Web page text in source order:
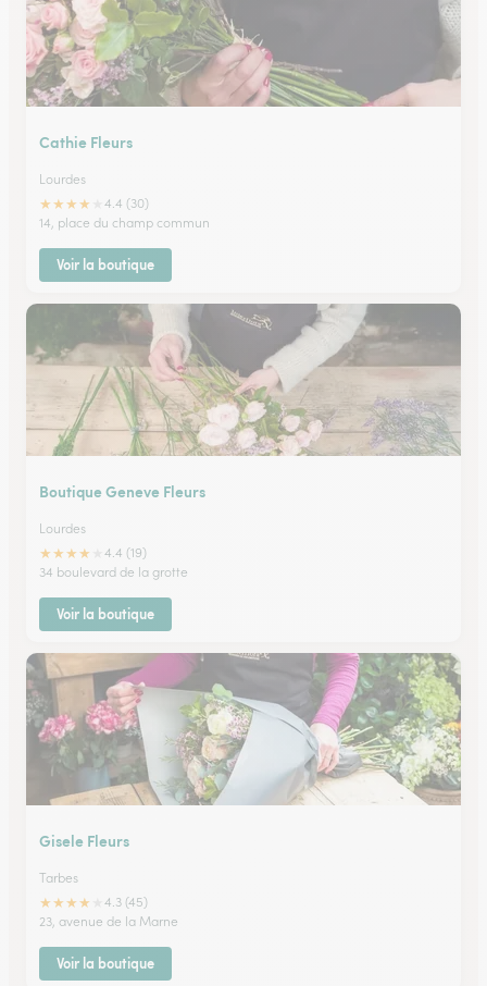
Cathie Fleurs
Lourdes
★★★★
4.4 (30)
14, place du champ commun
Voir la boutique
Boutique Geneve Fleurs
Lourdes
★★★★
4.4 (19)
34 boulevard de la grotte
Voir la boutique
Gisele Fleurs
Tarbes
★★★★
4.3 (45)
23, avenue de la Marne
Voir la boutique